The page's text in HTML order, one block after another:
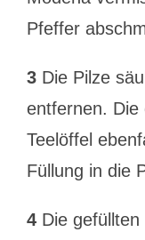
Pfeffer
3Die Pilze
entfernen. Die
Teelöffel
Füllung in die
4Die gefüllten